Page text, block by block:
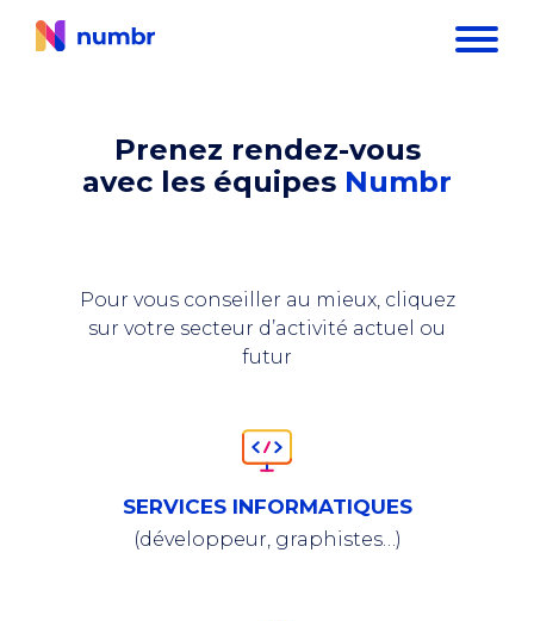
Prenez rendez-vous
avec les équipes Numbr
Pour vous conseiller au mieux, cliquez
sur votre secteur d’activité actuel ou
futur
SERVICES INFORMATIQUES
(développeur, graphistes…)